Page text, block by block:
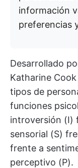
información
preferencias
Desarrollado
Katharine
tipos de
funciones
introversión (I)
sensorial (S)
frente a
perceptivo (P).